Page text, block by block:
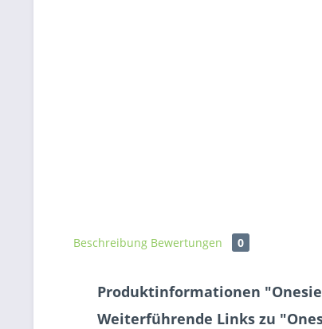
Beschreibung Bewertungen 0
Produktinformationen
Weiterführende Links zu